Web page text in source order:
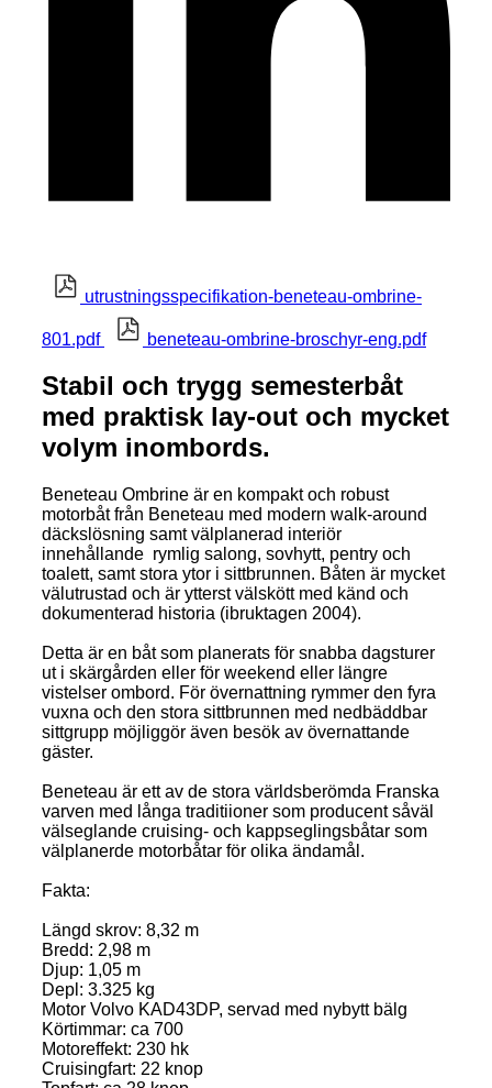
utrustningsspecifikation-beneteau-ombrine-
801.pdf beneteau-ombrine-broschyr-eng.pdf
Stabil och trygg semesterbåt
med praktisk lay-out och mycket
volym inombords.
Beneteau Ombrine är en kompakt och robust
motorbåt från Beneteau med modern walk-around
däckslösning samt välplanerad interiör
innehållande rymlig salong, sovhytt, pentry och
toalett, samt stora ytor i sittbrunnen. Båten är mycket
välutrustad och är ytterst välskött med känd och
dokumenterad historia (ibruktagen 2004).
Detta är en båt som planerats för snabba dagsturer
ut i skärgården eller för weekend eller längre
vistelser ombord. För övernattning rymmer den fyra
vuxna och den stora sittbrunnen med nedbäddbar
sittgrupp möjliggör även besök av övernattande
gäster.
Beneteau är ett av de stora världsberömda Franska
varven med långa traditiioner som producent såväl
välseglande cruising- och kappseglingsbåtar som
välplanerde motorbåtar för olika ändamål.
Fakta:
Längd skrov: 8,32 m
Bredd: 2,98 m
Djup: 1,05 m
Depl: 3.325 kg
Motor Volvo KAD43DP, servad med nybytt bälg
Körtimmar: ca 700
Motoreffekt: 230 hk
Cruisingfart: 22 knop